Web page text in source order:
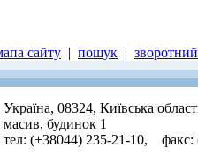
сайту | пошук |
Україна, 08324, Київська
масив, будинок 1
тел: (+38044) 235-21-10, факс: